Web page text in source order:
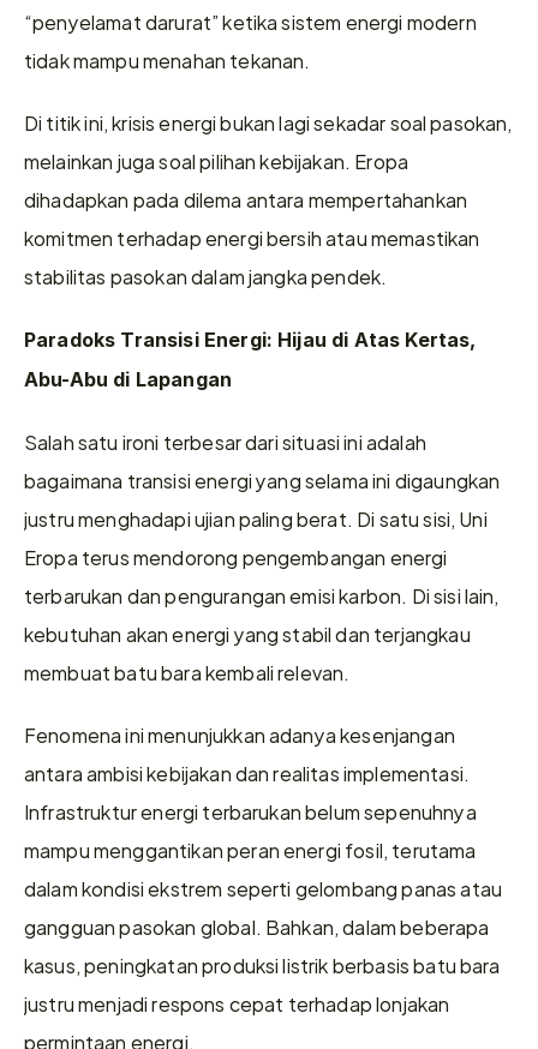
“penyelamat darurat” ketika sistem energi modern
tidak mampu menahan tekanan.
Di titik ini, krisis energi bukan lagi sekadar soal pasokan,
melainkan juga soal pilihan kebijakan. Eropa
dihadapkan pada dilema antara mempertahankan
komitmen terhadap energi bersih atau memastikan
stabilitas pasokan dalam jangka pendek.
Paradoks Transisi Energi: Hijau di Atas Kertas,
Abu-Abu di Lapangan
Salah satu ironi terbesar dari situasi ini adalah
bagaimana transisi energi yang selama ini digaungkan
justru menghadapi ujian paling berat. Di satu sisi, Uni
Eropa terus mendorong pengembangan energi
terbarukan dan pengurangan emisi karbon. Di sisi lain,
kebutuhan akan energi yang stabil dan terjangkau
membuat batu bara kembali relevan.
Fenomena ini menunjukkan adanya kesenjangan
antara ambisi kebijakan dan realitas implementasi.
Infrastruktur energi terbarukan belum sepenuhnya
mampu menggantikan peran energi fosil, terutama
dalam kondisi ekstrem seperti gelombang panas atau
gangguan pasokan global. Bahkan, dalam beberapa
kasus, peningkatan produksi listrik berbasis batu bara
justru menjadi respons cepat terhadap lonjakan
permintaan energi.